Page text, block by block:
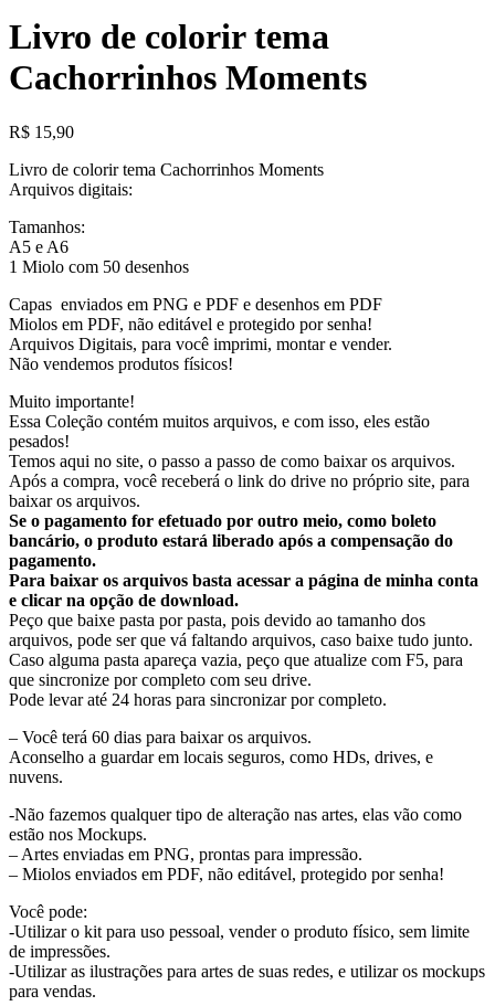
Livro de colorir tema
Cachorrinhos Moments
R$ 15,90
Livro de colorir tema Cachorrinhos Moments
Arquivos digitais:
Tamanhos:
A5 e A6
1 Miolo com 50 desenhos
Capas enviados em PNG e PDF e desenhos em PDF
Miolos em PDF, não editável e protegido por senha!
Arquivos Digitais, para você imprimi, montar e vender.
Não vendemos produtos físicos!
Muito importante!
Essa Coleção contém muitos arquivos, e com isso, eles estão
pesados!
Temos aqui no site, o passo a passo de como baixar os arquivos.
Após a compra, você receberá o link do drive no próprio site, para
baixar os arquivos.
Se o pagamento for efetuado por outro meio, como boleto
bancário, o produto estará liberado após a compensação do
pagamento.
Para baixar os arquivos basta acessar a página de minha conta
e clicar na opção de download.
Peço que baixe pasta por pasta, pois devido ao tamanho dos
arquivos, pode ser que vá faltando arquivos, caso baixe tudo junto.
Caso alguma pasta apareça vazia, peço que atualize com F5, para
que sincronize por completo com seu drive.
Pode levar até 24 horas para sincronizar por completo.
– Você terá 60 dias para baixar os arquivos.
Aconselho a guardar em locais seguros, como HDs, drives, e
nuvens.
-Não fazemos qualquer tipo de alteração nas artes, elas vão como
estão nos Mockups.
– Artes enviadas em PNG, prontas para impressão.
– Miolos enviados em PDF, não editável, protegido por senha!
Você pode:
-Utilizar o kit para uso pessoal, vender o produto físico, sem limite
de impressões.
-Utilizar as ilustrações para artes de suas redes, e utilizar os mockups
para vendas.